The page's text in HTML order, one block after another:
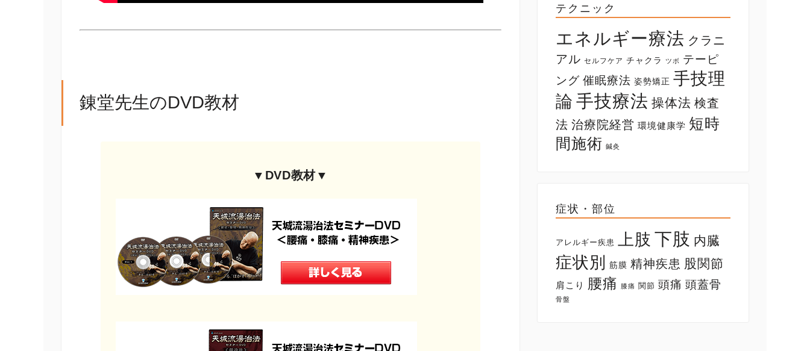
錬堂先生のDVD教材
▼DVD教材▼
テクニック
エネルギー療法 クラニ
アル セルフケア チャクラ ツボ テーピ
ング 催眠療法 姿勢矯正 手技理
論 手技療法 操体法 検査
法 治療院経営 環境健康学 短時
間施術 鍼灸
症状・部位
アレルギー疾患 上肢 下肢 内臓
症状別 筋膜 精神疾患 股関節
肩こり 腰痛 膝痛 関節 頭痛 頭蓋骨
骨盤